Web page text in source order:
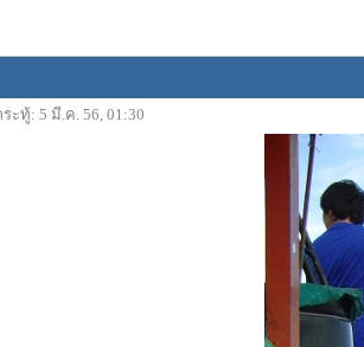
ระทู้: 5 มี.ค. 56, 01:30